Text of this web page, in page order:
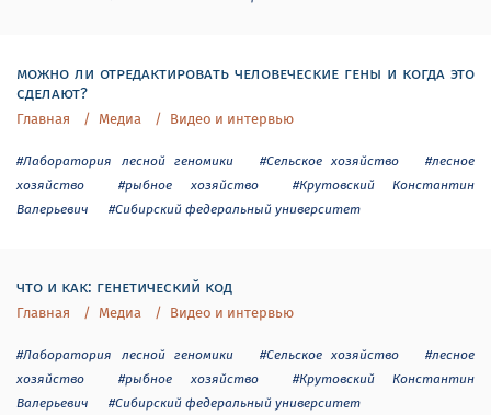
можно ли отредактировать человеческие гены и когда это
сделают?
Главная Медиа Видео и интервью
#Лаборатория лесной геномики #Сельское хозяйство
#лесное
хозяйство
#рыбное хозяйство
#Крутовский Константин
Валерьевич
#Сибирский федеральный университет
что и как: генетический код
Главная Медиа Видео и интервью
#Лаборатория лесной геномики #Сельское хозяйство
#лесное
хозяйство
#рыбное хозяйство
#Крутовский Константин
Валерьевич
#Сибирский федеральный университет